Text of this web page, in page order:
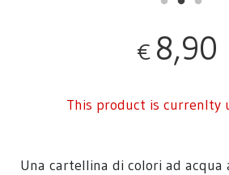
€ 8,90
This product is currenlty
Una cartellina di colori ad